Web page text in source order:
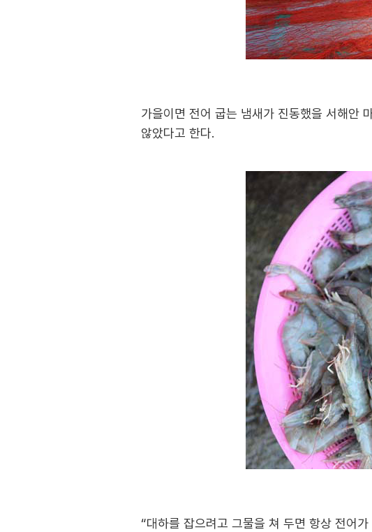
가을이면 전어 굽는 냄새가 진동했을 서해안
않았다고 한다.
“대하를 잡으려고 그물을 쳐 두면 항상 전어